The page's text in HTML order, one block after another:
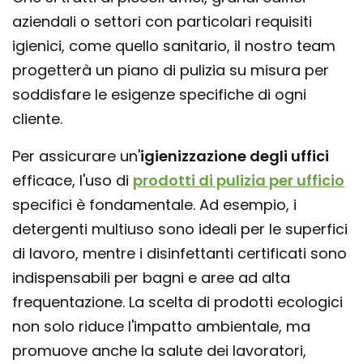
aziendali o settori con particolari requisiti
igienici, come quello sanitario, il nostro team
progetterà un piano di pulizia su misura per
soddisfare le esigenze specifiche di ogni
cliente.
Per assicurare un'igienizzazione degli uffici
efficace, l'uso di prodotti di pulizia per ufficio
specifici è fondamentale. Ad esempio, i
detergenti multiuso sono ideali per le superfici
di lavoro, mentre i disinfettanti certificati sono
indispensabili per bagni e aree ad alta
frequentazione. La scelta di prodotti ecologici
non solo riduce l'impatto ambientale, ma
promuove anche la salute dei lavoratori,